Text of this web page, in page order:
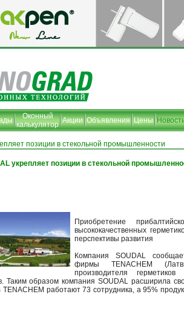
Оконный
калькулятор Акции Объявления Цены
позиции в стекольной промышленности
укрепляет позиции в стекольной
Приобретение
высококачественных
перспективы развития
Компания SOUDAL
фирмы TENACHEM
производителя
Таким образом компания SOUDAL расширила
работают 73 сотрудника, а 95%